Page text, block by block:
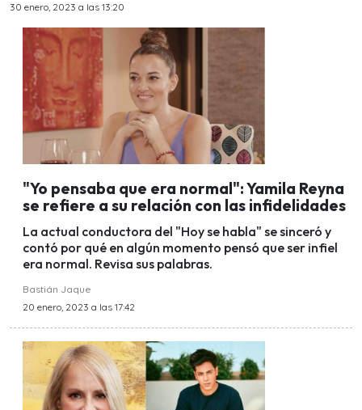
30 enero, 2023 a las 13:20
"Yo pensaba que era normal": Yamila Reyna
se refiere a su relación con las infidelidades
La actual conductora del "Hoy se habla" se sinceró y
contó por qué en algún momento pensó que ser infiel
era normal. Revisa sus palabras.
Bastián Jaque
20 enero, 2023 a las 17:42